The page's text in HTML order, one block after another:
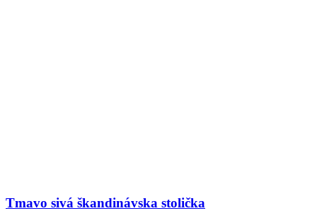
Tmavo sivá škandinávska stolička